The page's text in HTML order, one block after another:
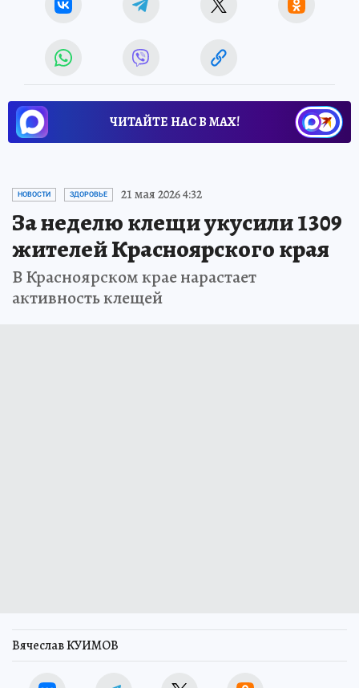
ЧИТАЙТЕ НАС В МАХ!
НОВОСТИ ЗДОРОВЬЕ 21 мая 2026 4:32
За неделю клещи укусили 1309
жителей Красноярского края
В Красноярском крае нарастает
активность клещей
Вячеслав КУИМОВ